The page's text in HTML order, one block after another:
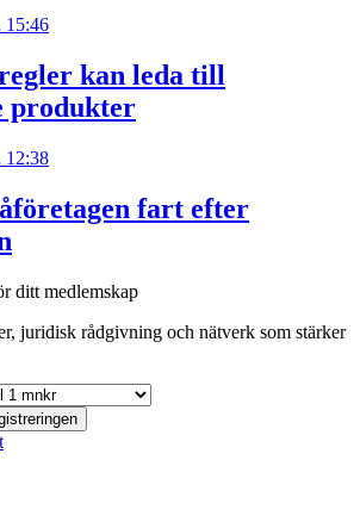
15:46
kan leda till
produkter
12:38
fart efter
ditt medlemskap
juridisk rådgivning och nätverk som stärker